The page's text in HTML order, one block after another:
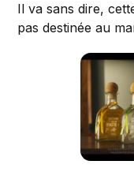
Il va sans dire,
pas destinée au